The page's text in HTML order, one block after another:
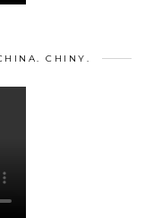
CHINY.